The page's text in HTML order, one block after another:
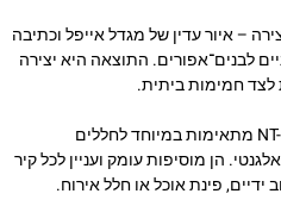
– איור עדין של מגדל אייפל וכתיבה
לבנים־אפורים. התוצאה היא יצירה
לצד חמימות ביתית.
תמונות זכוכית לסלון כמו דגם NT-1000 מתאימות במיוחד לחללים
הן מוסיפות עומק ועניין לכל קיר
ידיים, פינת אוכל או חלל אירוח.